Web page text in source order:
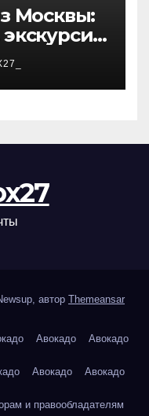
Москвы:
автор Themeansar
Авокадо Авокадо
Авокадо Авокадо
и правообладателям